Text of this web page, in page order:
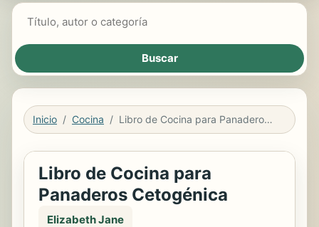
Inicio Cocina Libro de Cocina para Panaderos Cetogénica
Libro de Cocina para
Panaderos Cetogénica
Elizabeth Jane